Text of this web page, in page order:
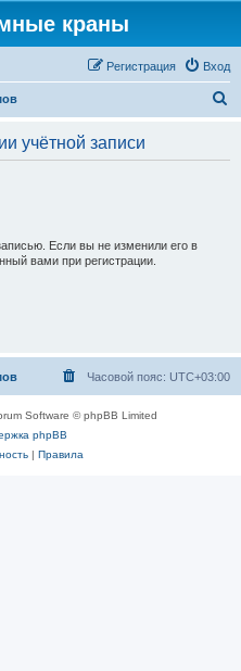
краны
Вход
Регистрация
учётной записи
Если вы не изменили его в
вами при регистрации.
Часовой пояс: UTC+03:00
Software © phpBB Limited
phpBB
| Правила